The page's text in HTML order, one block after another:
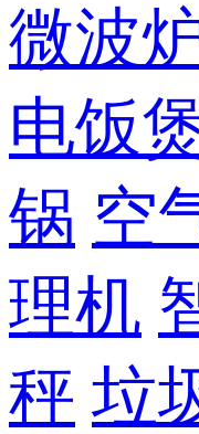
微波
电饭
锅 空
理机
秤 垃